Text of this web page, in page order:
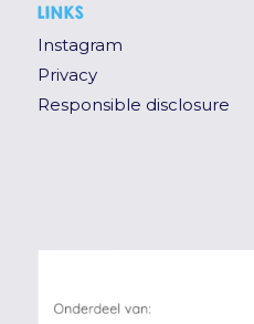
LINKS
Instagram
Privacy
Responsible disclosure